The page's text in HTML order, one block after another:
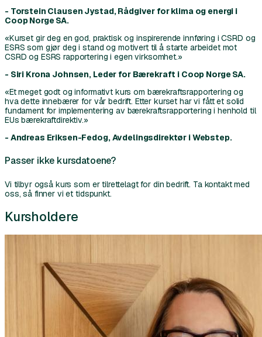
- Torstein Clausen Jystad, Rådgiver for klima og energi i
Coop Norge SA.
«Kurset gir deg en god, praktisk og inspirerende innføring i CSRD og
ESRS som gjør deg i stand og motivert til å starte arbeidet mot
CSRD og ESRS rapportering i egen virksomhet.»
- Siri Krona Johnsen, Leder for Bærekraft i Coop Norge SA.
«Et meget godt og informativt kurs om bærekraftsrapportering og
hva dette innebærer for vår bedrift. Etter kurset har vi fått et solid
fundament for implementering av bærekraftsrapportering i henhold til
EUs bærekraftdirektiv.»
- Andreas Eriksen-Fedog, Avdelingsdirektør i Webstep.
Passer ikke kursdatoene?
Vi tilbyr også kurs som er tilrettelagt for din bedrift. Ta kontakt med
oss, så finner vi et tidspunkt.
Kursholdere